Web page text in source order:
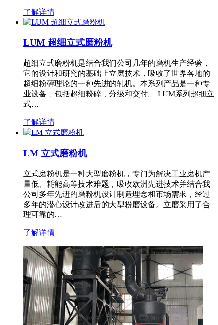
了解详情
LUM 超细立式磨粉机
超细立式磨粉机是结合我们公司几年的磨机生产经验，
它的设计和研究的基础上立磨技术，吸收了世界各地的
超细粉碎理论的一种先进的轧机。本系列产品是一种专
业设备，包括超细粉碎，分级和交付。 LUM系列超细立
式…
了解详情
LM 立式磨粉机
立式磨粉机是一种大型磨粉机，专门为解决工业磨机产
量低、耗能高等技术难题，吸收欧洲先进技术并结合我
公司多年先进的磨粉机设计制造理念和市场需求，经过
多年的潜心设计改进后的大型粉磨设备。立磨采用了合
理可靠的…
了解详情